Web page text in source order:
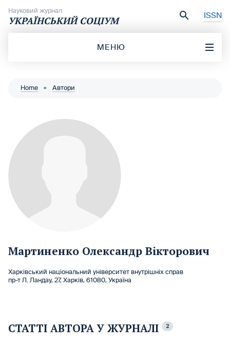
Науковий журнал
УКРАЇНСЬКИЙ СОЦІУМ ISSN
МЕНЮ
Home » Автори
Мартиненко Олександр Вікторович
Харківський національний університет внутрішніх справ
пр-т Л. Ландау, 27, Харків, 61080, Україна
СТАТТІ АВТОРА У ЖУРНАЛІ 2